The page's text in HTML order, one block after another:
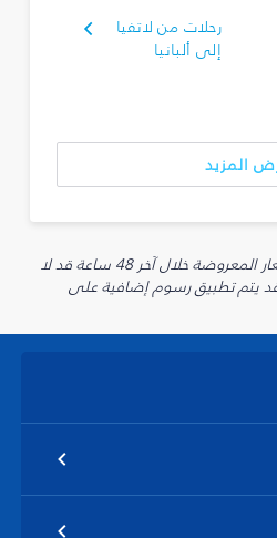
رحلات من لاتفيا
إلى ألبانيا
المزيد
* تم الحصول على جميع الأسعار المعروضة خلال آخر 48 ساعة قد لا
يتم تطبيق رسوم إضافية على